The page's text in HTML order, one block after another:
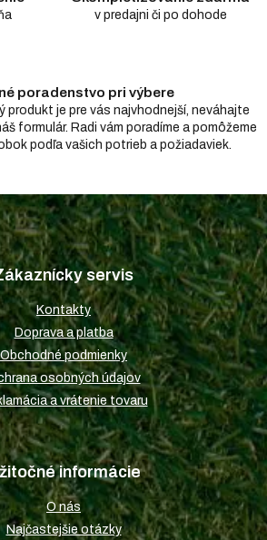
u
v predajni či po dohode
poradenstvo pri výbere
produkt je pre vás najvhodnejší, neváhajte
formulár. Radi vám poradíme a pomôžeme
podľa vašich potrieb a požiadaviek.
servis
Kontakty
Doprava a platba
Obchodné podmienky
osobných údajov
a vrátenie tovaru
informácie
O nás
Najčastejšie otázky